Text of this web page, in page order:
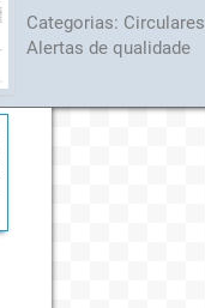
Categorias: Circulares
Alertas de qualidade